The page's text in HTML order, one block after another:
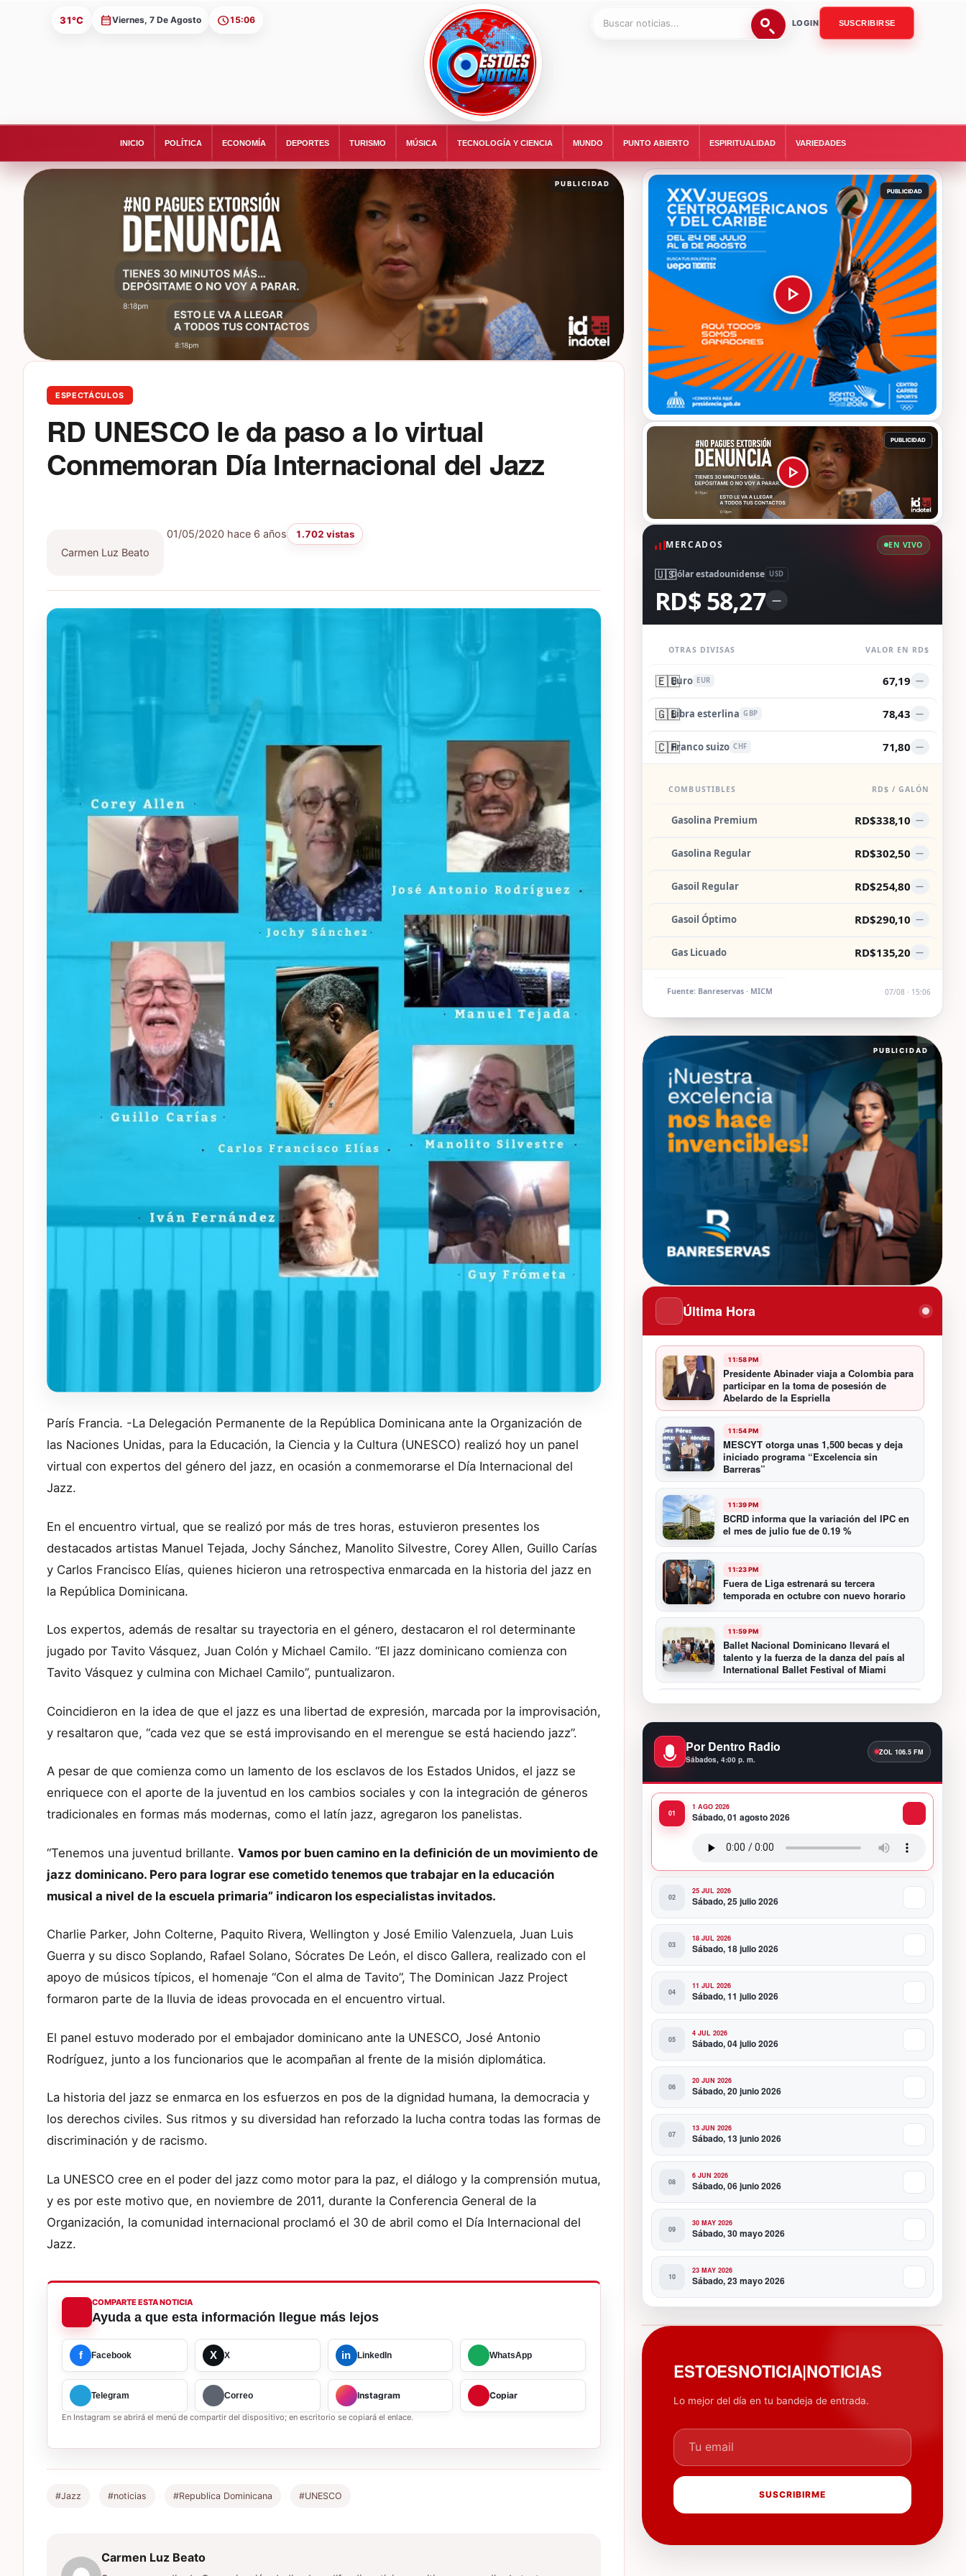
31°C Viernes, 7 De Agosto 15:06
ESTOESNOTICIA|NOTICIAS
Buscar: LOGIN SUSCRIBIRSE
INICIO POLÍTICA ECONOMÍA DEPORTES TURISMO MÚSICA TECNOLOGÍA Y CIENCIA MUNDO PUNTO ABIERTO ESPIRITUALIDAD VARIEDADES
PUBLICIDAD
ESPECTÁCULOS
RD UNESCO le da paso a lo virtual
Conmemoran Día Internacional del Jazz
Carmen Luz Beato
01/05/2020 hace 6 años 1.702 vistas
París Francia. -La Delegación Permanente de la República Dominicana ante la Organización de
las Naciones Unidas, para la Educación, la Ciencia y la Cultura (UNESCO) realizó hoy un panel
virtual con expertos del género del jazz, en ocasión a conmemorarse el Día Internacional del
Jazz.
En el encuentro virtual, que se realizó por más de tres horas, estuvieron presentes los
destacados artistas Manuel Tejada, Jochy Sánchez, Manolito Silvestre, Corey Allen, Guillo Carías
y Carlos Francisco Elías, quienes hicieron una retrospectiva enmarcada en la historia del jazz en
la República Dominicana.
Los expertos, además de resaltar su trayectoria en el género, destacaron el rol determinante
jugado por Tavito Vásquez, Juan Colón y Michael Camilo. “El jazz dominicano comienza con
Tavito Vásquez y culmina con Michael Camilo”, puntualizaron.
Coincidieron en la idea de que el jazz es una libertad de expresión, marcada por la improvisación,
y resaltaron que, “cada vez que se está improvisando en el merengue se está haciendo jazz”.
A pesar de que comienza como un lamento de los esclavos de los Estados Unidos, el jazz se
enriquece con el aporte de la juventud en los cambios sociales y con la integración de géneros
tradicionales en formas más modernas, como el latín jazz, agregaron los panelistas.
“Tenemos una juventud brillante. Vamos por buen camino en la definición de un movimiento de
jazz dominicano. Pero para lograr ese cometido tenemos que trabajar en la educación
musical a nivel de la escuela primaria” indicaron los especialistas invitados.
Charlie Parker, John Colterne, Paquito Rivera, Wellington y José Emilio Valenzuela, Juan Luis
Guerra y su disco Soplando, Rafael Solano, Sócrates De León, el disco Gallera, realizado con el
apoyo de músicos típicos, el homenaje “Con el alma de Tavito”, The Dominican Jazz Project
formaron parte de la lluvia de ideas provocada en el encuentro virtual.
El panel estuvo moderado por el embajador dominicano ante la UNESCO, José Antonio
Rodríguez, junto a los funcionarios que le acompañan al frente de la misión diplomática.
La historia del jazz se enmarca en los esfuerzos en pos de la dignidad humana, la democracia y
los derechos civiles. Sus ritmos y su diversidad han reforzado la lucha contra todas las formas de
discriminación y de racismo.
La UNESCO cree en el poder del jazz como motor para la paz, el diálogo y la comprensión mutua,
y es por este motivo que, en noviembre de 2011, durante la Conferencia General de la
Organización, la comunidad internacional proclamó el 30 de abril como el Día Internacional del
Jazz.
COMPARTE ESTA NOTICIA
Ayuda a que esta información llegue más lejos
f Facebook X X in LinkedIn WhatsApp
Telegram Correo Instagram Copiar
En Instagram se abrirá el menú de compartir del dispositivo; en escritorio se copiará el enlace.
#Jazz #noticias #Republica Dominicana #UNESCO
Carmen Luz Beato
MERCADOS EN VIVO
🇺🇸Dólar estadounidense USD
RD$ 58,27 —
OTRAS DIVISAS VALOR EN RD$
🇪🇺Euro EUR 67,19 —
🇬🇧Libra esterlina GBP 78,43 —
🇨🇭Franco suizo CHF 71,80 —
COMBUSTIBLES RD$ / GALÓN
Gasolina Premium RD$338,10 —
Gasolina Regular RD$302,50 —
Gasoil Regular RD$254,80 —
Gasoil Óptimo RD$290,10 —
Gas Licuado RD$135,20 —
Fuente: Banreservas · MICM 07/08 · 15:06
PUBLICIDAD
Última Hora
11:58 PM
Presidente Abinader viaja a Colombia para
participar en la toma de posesión de
Abelardo de la Espriella
11:54 PM
MESCYT otorga unas 1,500 becas y deja
iniciado programa “Excelencia sin
Barreras”
11:39 PM
BCRD informa que la variación del IPC en
el mes de julio fue de 0.19 %
11:23 PM
Fuera de Liga estrenará su tercera
temporada en octubre con nuevo horario
11:59 PM
Ballet Nacional Dominicano llevará el
talento y la fuerza de la danza del país al
International Ballet Festival of Miami
11:55 PM
Hospiten Santo Domingo destaca el valor
Banreservas recibe nuevamente la máxima
calificación crediticia AAA.do de Moody’s
Local RD con perspectiva Estable
10:51 PM
Producciones Panda Rosa anuncia su
nueva puesta en escena: “PARADISO”
Por Dentro Radio
Sábados, 4:00 p. m.
1 AGO 2026
Sábado, 01 agosto 2026
25 JUL 2026
Sábado, 25 julio 2026
18 JUL 2026
Sábado, 18 julio 2026
11 JUL 2026
Sábado, 11 julio 2026
4 JUL 2026
Sábado, 04 julio 2026
20 JUN 2026
Sábado, 20 junio 2026
13 JUN 2026
Sábado, 13 junio 2026
6 JUN 2026
Sábado, 06 junio 2026
30 MAY 2026
Sábado, 30 mayo 2026
23 MAY 2026
Sábado, 23 mayo 2026
ESTOESNOTICIA|NOTICIAS
Lo mejor del día en tu bandeja de entrada.
Tu email
SUSCRIBIRME